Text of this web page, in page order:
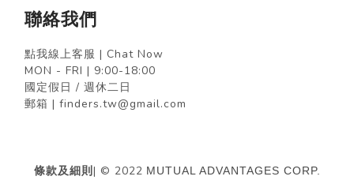
聯絡我們
點我線上客服 | Chat Now
MON - FRI | 9:00-18:00
國定假日 / 週休二日
郵箱 | finders.tw@gmail.com
條款及細則| © 2022 MUTUAL ADVANTAGES CORP.